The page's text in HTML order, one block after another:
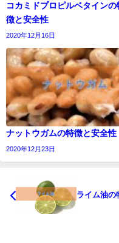
コカミドプロピルベタインの
徴と安全性
2020年12月16日
ナットウガムの特徴と安全性
2020年12月23日
ライム油の